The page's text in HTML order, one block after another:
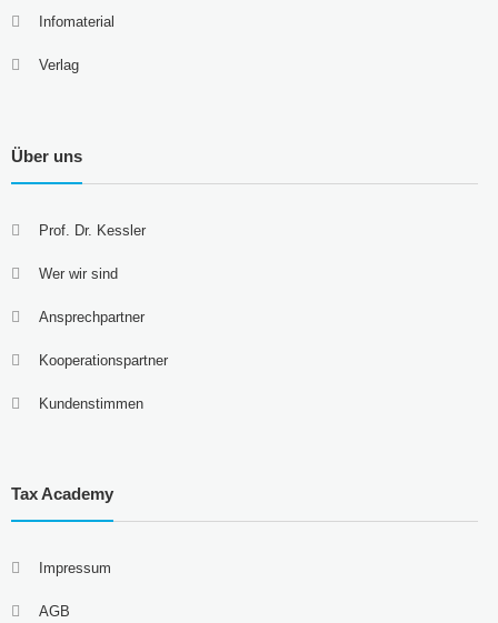
Infomaterial
Verlag
Über uns
Prof. Dr. Kessler
Wer wir sind
Ansprechpartner
Kooperationspartner
Kundenstimmen
Tax Academy
Impressum
AGB